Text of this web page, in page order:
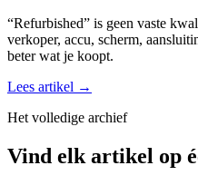
“Refurbished” is geen vaste
verkoper, accu, scherm,
beter wat je koopt.
Lees artikel →
Het volledige archief
Vind elk artikel op